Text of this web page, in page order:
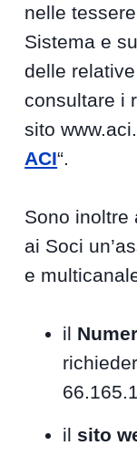
nelle
Sistema e
delle
consultare i
sito
ACI“.
Sono inoltre
ai Soci
e
il
il sito